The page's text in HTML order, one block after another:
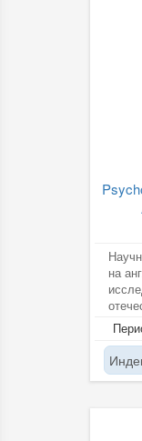
на